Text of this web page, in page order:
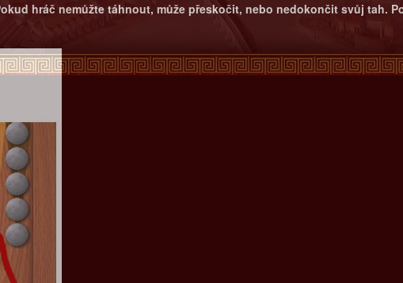
hráč nemůžte táhnout, může přeskočit, nebo nedokončit svůj tah.